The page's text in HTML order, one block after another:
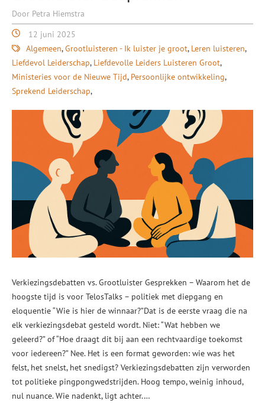
Door Petra Hiemstra
12 juni 2025
Algemeen Grootluisteren - Ik luister je groot Leren luisteren
Liefdevol Leiderschap Liefdevolle Leiders Luisteren Groot
Ministeries voor de Nieuwe Tijd Persoonlijke ontwikkeling
Sprekend Leiderschap
Verkiezingsdebatten vs. Grootluister Gesprekken – Waarom het de
hoogste tijd is voor TelosTalks – politiek met diepgang en
eloquentie “Wie is hier de winnaar?”Dat is de eerste vraag die na
elk verkiezingsdebat gesteld wordt. Niet: “Wat hebben we
geleerd?” of “Hoe draagt dit bij aan een rechtvaardige toekomst
voor iedereen?” Nee. Het is een format geworden: wie was het
felst, het snelst, het snedigst? Verkiezingsdebatten zijn verworden
tot politieke pingpongwedstrijden. Hoog tempo, weinig inhoud,
nul nuance. Wie nadenkt, ligt achter.…